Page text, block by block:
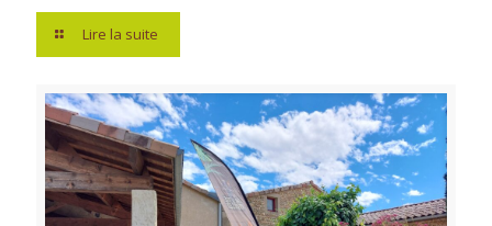
Lire la suite